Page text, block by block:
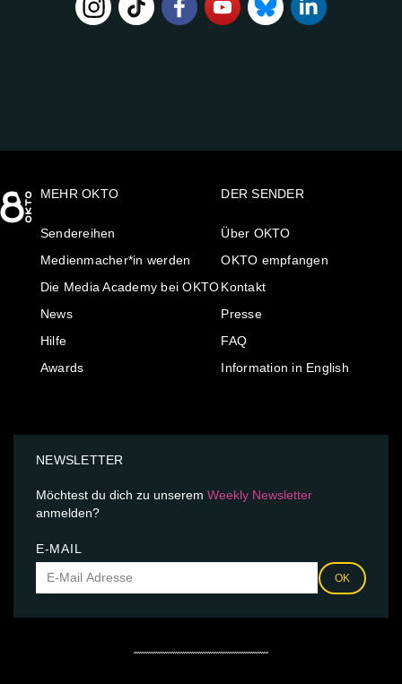
MEHR OKTO
Sendereihen
Medienmacher*in werden
Die Media Academy bei OKTO
News
Hilfe
Awards
DER SENDER
Über OKTO
OKTO empfangen
Kontakt
Presse
FAQ
Information in English
NEWSLETTER
Möchtest du dich zu unserem Weekly Newsletter
anmelden?
E-MAIL
OK